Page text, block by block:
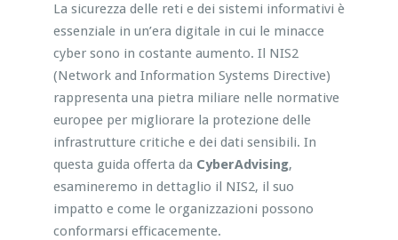
La sicurezza delle reti e dei sistemi informativi è
essenziale in un’era digitale in cui le minacce
cyber sono in costante aumento. Il NIS2
(Network and Information Systems Directive)
rappresenta una pietra miliare nelle normative
europee per migliorare la protezione delle
infrastrutture critiche e dei dati sensibili. In
questa guida offerta da CyberAdvising,
esamineremo in dettaglio il NIS2, il suo
impatto e come le organizzazioni possono
conformarsi efficacemente.